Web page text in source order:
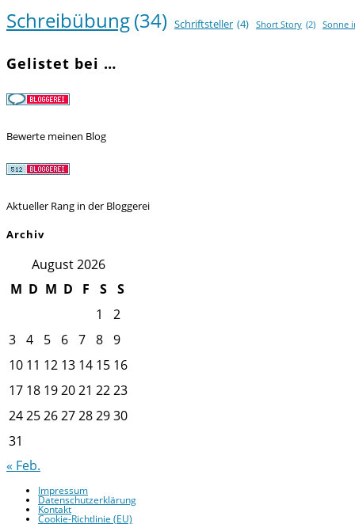
Schreibübung(34) Schriftsteller (4) Short Story (2) Sonne
Gelistet bei …
Bewerte meinen Blog
Aktueller Rang in der Bloggerei
Archiv
August 2026
M D M D F S
S
1
2
3 4 5 6 7 8 9
10 11 12 13 14 15 16
17 18 192021 2223
24252627282930
31
« Feb.
Impressum
Datenschutzerklärung
Kontakt
Cookie-Richtlinie (EU)